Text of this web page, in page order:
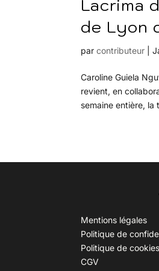
Lacrima
de Lyon
parcontributeur |
Caroline Guiela
revient, en
semaine entière, la
Mentions légales
Politique de
Politique de cookies
CGV